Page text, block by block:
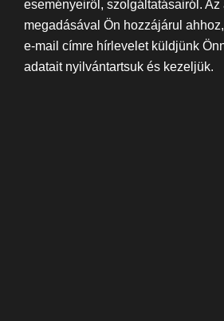
eseményeiről, szolgáltatásairól. Az
megadásával Ön hozzájárul
e-mail címre hírlevelet küldjünk
adatait nyilvántartsuk és kezeljük.